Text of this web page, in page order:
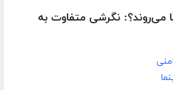
می‌روند؟: نگرشی متفاوت به